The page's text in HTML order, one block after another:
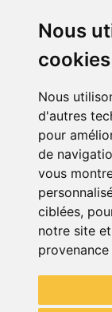
Nous
cookies
Nous
d'autres
pour
de
vous
ciblées,
notre site
5.00€
Crocodile